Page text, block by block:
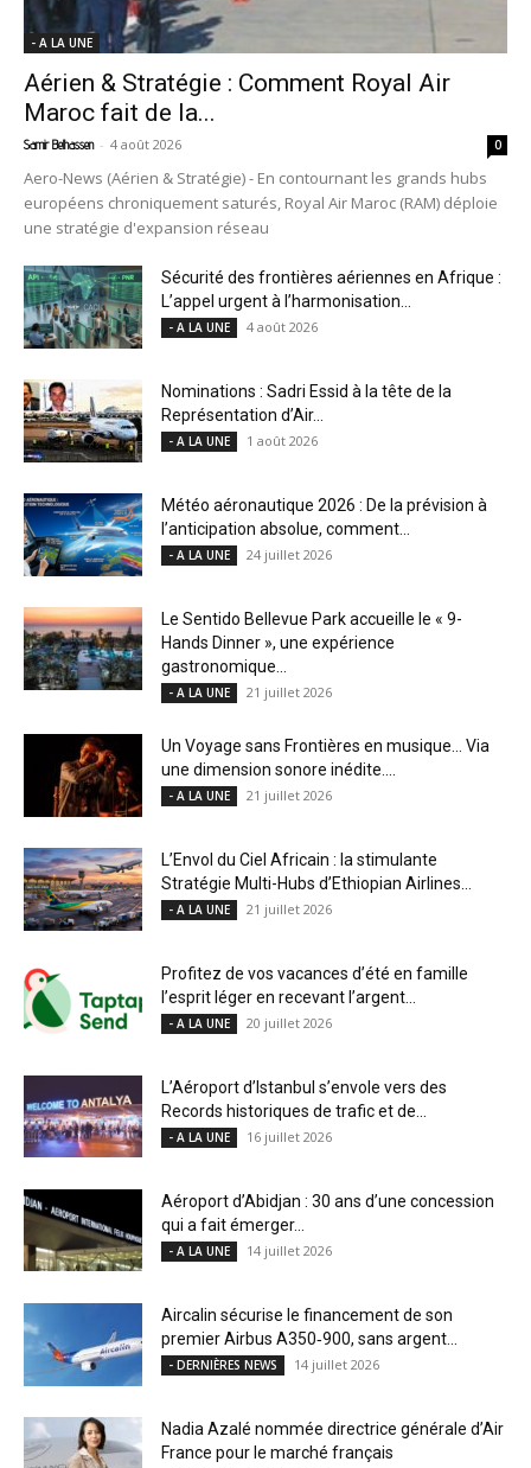
- A LA UNE
Aérien & Stratégie : Comment Royal Air
Maroc fait de la...
Samir Belhassen - 4 août 2026 0
Aero-News (Aérien & Stratégie) - En contournant les grands hubs
européens chroniquement saturés, Royal Air Maroc (RAM) déploie
une stratégie d'expansion réseau
Sécurité des frontières aériennes en Afrique :
L’appel urgent à l’harmonisation...
- A LA UNE 4 août 2026
Nominations : Sadri Essid à la tête de la
Représentation d’Air...
- A LA UNE 1 août 2026
Météo aéronautique 2026 : De la prévision à
l’anticipation absolue, comment...
- A LA UNE 24 juillet 2026
Le Sentido Bellevue Park accueille le « 9-
Hands Dinner », une expérience
gastronomique...
- A LA UNE 21 juillet 2026
Un Voyage sans Frontières en musique… Via
une dimension sonore inédite....
- A LA UNE 21 juillet 2026
L’Envol du Ciel Africain : la stimulante
Stratégie Multi-Hubs d’Ethiopian Airlines...
- A LA UNE 21 juillet 2026
Profitez de vos vacances d’été en famille
l’esprit léger en recevant l’argent...
- A LA UNE 20 juillet 2026
L’Aéroport d’Istanbul s’envole vers des
Records historiques de trafic et de...
- A LA UNE 16 juillet 2026
Aéroport d’Abidjan : 30 ans d’une concession
qui a fait émerger...
- A LA UNE 14 juillet 2026
Aircalin sécurise le financement de son
premier Airbus A350‑900, sans argent...
- DERNIÈRES NEWS 14 juillet 2026
Nadia Azalé nommée directrice générale d’Air
France pour le marché français